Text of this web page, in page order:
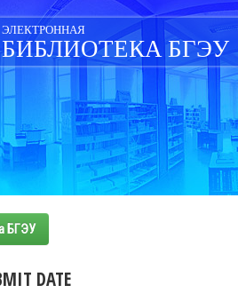
ЭЛЕКТРОННАЯ
БИБЛИОТЕКА БГЭУ
БГЭУ
DATE